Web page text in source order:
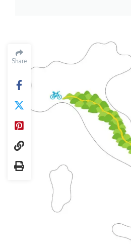
Share